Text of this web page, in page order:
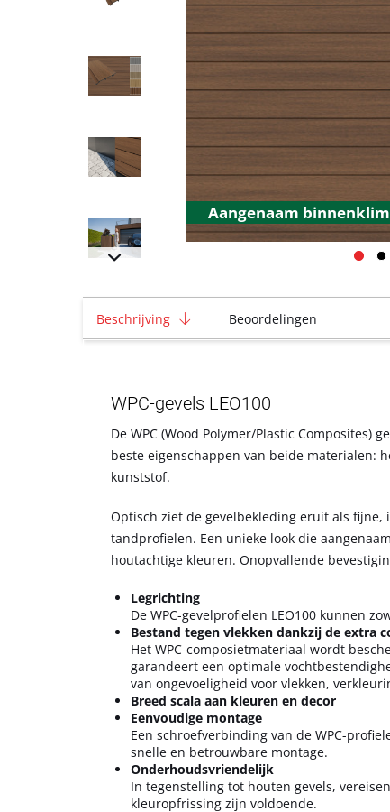
Aangenaam
Beschrijving Beoordelingen
WPC-gevels LEO100
De WPC (Wood Polymer/Plastic
beste eigenschappen van beide materialen:
kunststof.
Optisch ziet de gevelbekleding eruit als
tandprofielen. Een unieke look die
houtachtige kleuren. Onopvallende
Legrichting
De WPC-gevelprofielen LEO100 kunnen
Bestand tegen vlekken dankzij de extra
Het WPC-composietmateriaal wordt
garandeert een optimale
van ongevoeligheid voor vlekken,
Breed scala aan kleuren en decor
Eenvoudige montage
Een schroefverbinding van de WPC-
snelle en betrouwbare montage.
Onderhoudsvriendelijk
In tegenstelling tot houten gevels,
kleuropfrissing zijn voldoende.